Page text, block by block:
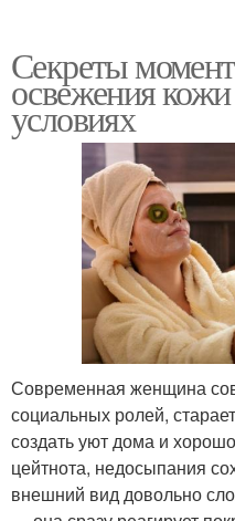
Секреты
освежения
условиях
Современная женщина
социальных ролей,
создать уют дома и
цейтнота, недосыпания
внешний вид довольно